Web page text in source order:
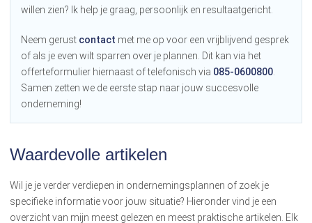
willen zien? Ik help je graag, persoonlijk en resultaatgericht.
Neem gerust contact met me op voor een vrijblijvend gesprek
of als je even wilt sparren over je plannen. Dit kan via het
offerteformulier hiernaast of telefonisch via 085-0600800
Samen zetten we de eerste stap naar jouw succesvolle
onderneming!
Waardevolle artikelen
Wil je je verder verdiepen in ondernemingsplannen of zoek je
specifieke informatie voor jouw situatie? Hieronder vind je een
overzicht van mijn meest gelezen en meest praktische artikelen. Elk